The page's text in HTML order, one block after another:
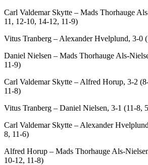
Carl Valdemar Skytte – Mads Thorhauge
11, 12-10, 14-12, 11-9)
Vitus Tranberg – Alexander Hvelplund, 3-0
Daniel Nielsen – Mads Thorhauge Als-
11-9)
Carl Valdemar Skytte – Alfred Horup, 3-2
11-8)
Vitus Tranberg – Daniel Nielsen, 3-1 (11-8,
Carl Valdemar Skytte – Alexander
8, 11-6)
Alfred Horup – Mads Thorhauge Als-
10-12, 11-8)